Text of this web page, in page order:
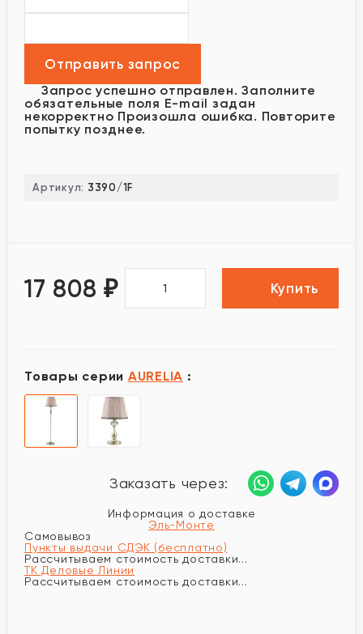
Запрос успешно отправлен. Заполните
обязательные поля E-mail задан
некорректно Произошла ошибка. Повторите
попытку позднее.
Артикул: 3390/1F
17 808₽ Купить
Товары серии AURELIA :
Заказать через:
Информация о доставке
Эль-Монте
Самовывоз
Пункты выдачи СДЭК (бесплатно)
Рассчитываем стоимость доставки...
ТК Деловые Линии
Рассчитываем стоимость доставки...